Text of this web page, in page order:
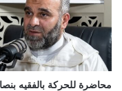
محاضرة للحركة بالفقيه